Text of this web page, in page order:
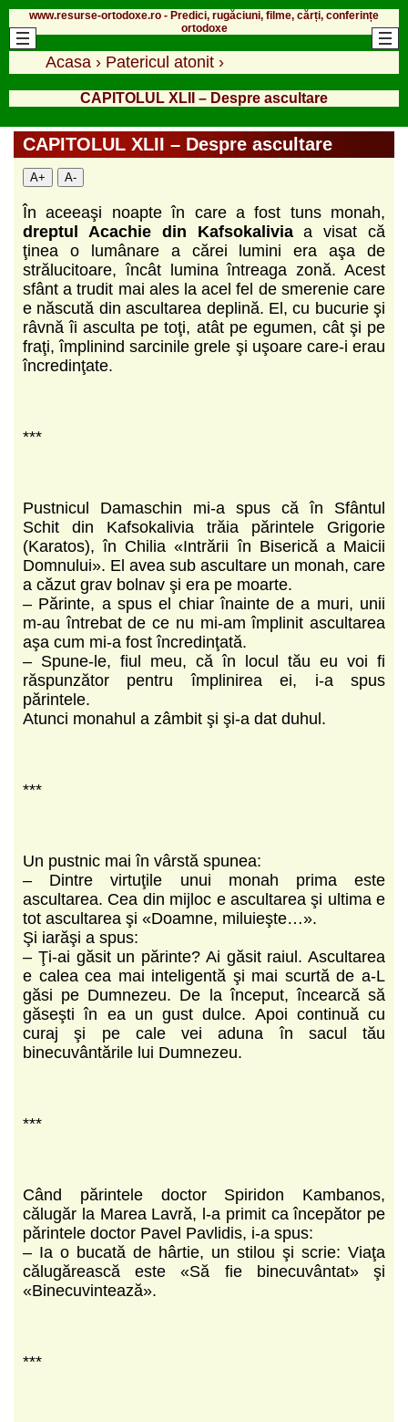
www.resurse-ortodoxe.ro - Predici, rugăciuni, filme, cărți, conferințe
ortodoxe
Acasa › Patericul atonit ›
CAPITOLUL XLII – Despre ascultare
CAPITOLUL XLII – Despre ascultare
A+ A-
În aceeaşi noapte în care a fost tuns monah,
dreptul Acachie din Kafsokaliviaa visat că
ţinea o lumânare a cărei lumini era aşa de
strălucitoare, încât lumina întreaga zonă. Acest
sfânt a trudit mai ales la acel fel de smerenie care
e născută din ascultarea deplină. El, cu bucurie şi
râvnă îi asculta pe toţi, atât pe egumen, cât şi pe
fraţi, împlinind sarcinile grele şi uşoare care-i erau
încredinţate.
***
Pustnicul Damaschin mi-a spus că în Sfântul
Schit din Kafsokalivia trăia părintele Grigorie
(Karatos), în Chilia «Intrării în Biserică a Maicii
Domnului». El avea sub ascultare un monah, care
a căzut grav bolnav şi era pe moarte.
– Părinte, a spus el chiar înainte de a muri, unii
m-au întrebat de ce nu mi-am împlinit ascultarea
aşa cum mi-a fost încredinţată.
– Spune-le, fiul meu, că în locul tău eu voi fi
răspunzător pentru împlinirea ei, i-a spus
părintele.
Atunci monahul a zâmbit şi şi-a dat duhul.
***
Un pustnic mai în vârstă spunea:
– Dintre virtuţile unui monah prima este
ascultarea. Cea din mijloc e ascultarea şi ultima e
tot ascultarea şi «Doamne, miluieşte…».
Şi iarăşi a spus:
– Ţi-ai găsit un părinte? Ai găsit raiul. Ascultarea
e calea cea mai inteligentă şi mai scurtă de a-L
găsi pe Dumnezeu. De la început, încearcă să
găseşti în ea un gust dulce. Apoi continuă cu
curaj şi pe cale vei aduna în sacul tău
binecuvântările lui Dumnezeu.
***
Când părintele doctor Spiridon Kambanos,
călugăr la Marea Lavră, l-a primit ca începător pe
părintele doctor Pavel Pavlidis, i-a spus:
– Ia o bucată de hârtie, un stilou şi scrie: Viaţa
călugărească este «Să fie binecuvântat» şi
«Binecuvintează».
***